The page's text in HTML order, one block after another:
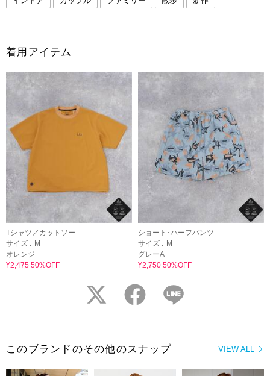
着用アイテム
Tシャツ／カットソー
サイズ : M
オレンジ
¥2,475 50%OFF
ショート･ハーフパンツ
サイズ : M
グレーA
¥2,750 50%OFF
twitter facebook
VIEW ALL
このブランドのその他のスナップ